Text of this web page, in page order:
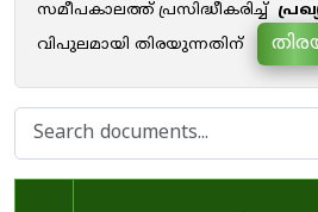
സമീപകാലത്ത് പ്രസിദ്ധീകരിച്ച്
വിപുലമായി തിരയുന്നതിന്